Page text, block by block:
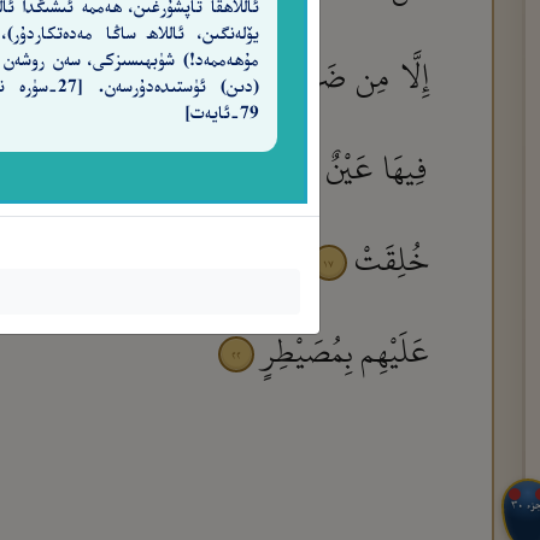
ئاللاھقا تاپشۇرغىن، ھەممە ئىشىڭدا
يۆلەنگىن، ئاللاھ ساڭا
مۇھەممەد!) شۈبھىسىزكى، سەن
(دىن) ئۈستىدەدۇرسەن.
79-ئايەت]
٣٠
إِلَّا مِن ضَرِيعٍ
٦ لَّا يُسْمِنُ وَلَا يُغْنِى
فِيهَا عَيْنٌ جَارِيَةٌ فِيهَا سُرُرٌ مَّرْفُوعَةٌ
خُلِقَتْ
١٧
عَلَيْهِم بِمُصَيْطِرٍ
٢٢